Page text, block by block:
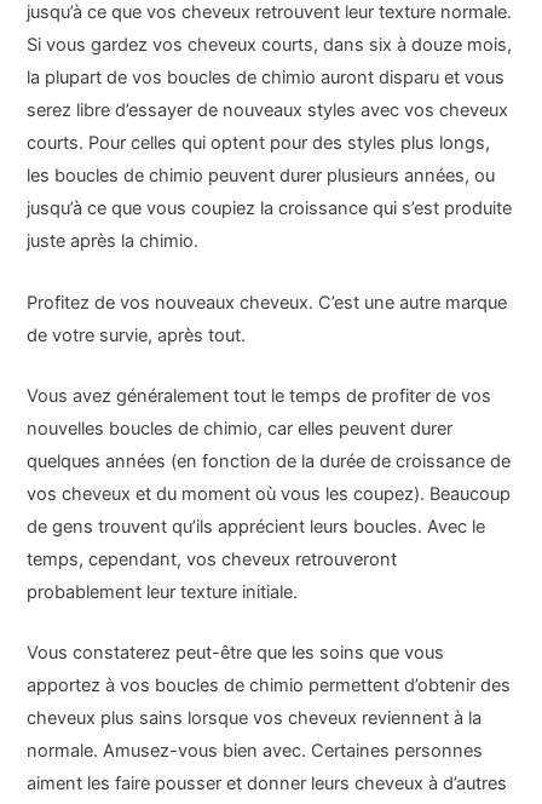
jusqu’à ce que vos cheveux retrouvent leur texture normale.
Si vous gardez vos cheveux courts, dans six à douze mois,
la plupart de vos boucles de chimio auront disparu et vous
serez libre d’essayer de nouveaux styles avec vos cheveux
courts. Pour celles qui optent pour des styles plus longs,
les boucles de chimio peuvent durer plusieurs années, ou
jusqu’à ce que vous coupiez la croissance qui s’est produite
juste après la chimio.
Profitez de vos nouveaux cheveux. C’est une autre marque
de votre survie, après tout.
Vous avez généralement tout le temps de profiter de vos
nouvelles boucles de chimio, car elles peuvent durer
quelques années (en fonction de la durée de croissance de
vos cheveux et du moment où vous les coupez). Beaucoup
de gens trouvent qu’ils apprécient leurs boucles. Avec le
temps, cependant, vos cheveux retrouveront
probablement leur texture initiale.
Vous constaterez peut-être que les soins que vous
apportez à vos boucles de chimio permettent d’obtenir des
cheveux plus sains lorsque vos cheveux reviennent à la
normale. Amusez-vous bien avec. Certaines personnes
aiment les faire pousser et donner leurs cheveux à d’autres